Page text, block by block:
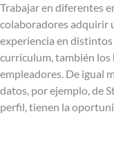
Trabajar en diferentes
colaboradores adquirir
experiencia en distintos
currículum, también
empleadores. De igual
datos, por ejemplo, de
perfil, tienen la